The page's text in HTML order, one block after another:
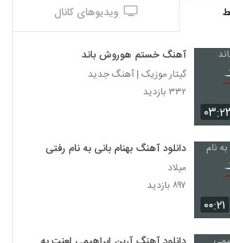
ویدیوهای کانال
آهنگ خستم هوروش باند
گیتار موزیک | آهنگ جدید
۳۳۲ بازدید
۰۰:۲۱
دانلود آهنگ بهنام بانی به نام رفتی
میلاد
۸۹۷ بازدید